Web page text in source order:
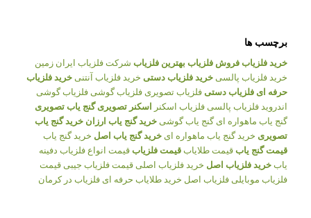
برچسب ها
خرید فلزیاب فروش فلزیاب بهترین فلزیاب شرکت فلزیاب ایران زمین
خرید فلزیاب پالسی خرید فلزیاب دستی خرید فلزیاب آنتنی خرید فلزیاب
حرفه ای فلزیاب دستی فلزیاب تصویری فلزیاب گوشی فلزیاب گوشی
اندروید فلزیاب پالسی فلزیاب اسکنر اسکنر تصویری گنج یاب تصویری
گنج یاب ماهواره ای گنج یاب گوشی خرید گنج یاب ارزان خرید گنج یاب
تصویری خرید گنج یاب ماهواره ای خرید گنج یاب اصل خرید گنج یاب
قیمت گنج یاب قیمت طلایاب قیمت فلزیاب قیمت انواع فلزیاب دفینه
یاب خرید فلزیاب اصل خرید فلزیاب اصلی قیمت فلزیاب جیبی قیمت
فلزیاب موبایلی فلزیاب اصل خرید طلایاب حرفه ای فلزیاب در کرمان